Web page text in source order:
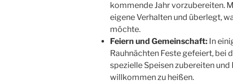
kommende Jahr vorzubereiten.
eigene Verhalten und überlegt,
möchte.
Feiern und Gemeinschaft: In
Rauhnächten Feste gefeiert, bei
spezielle Speisen zubereiten
willkommen zu heißen.